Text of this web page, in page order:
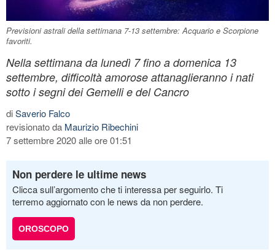
Previsioni astrali della settimana 7-13 settembre: Acquario e Scorpione
favoriti.
Nella settimana da lunedì 7 fino a domenica 13
settembre, difficoltà amorose attanaglieranno i nati
sotto i segni dei Gemelli e del Cancro
diSaverio Falco
revisionato da Maurizio Ribechini
7 settembre 2020 alle ore 01:51
Non perdere le ultime news
Clicca sull’argomento che ti interessa per seguirlo. Ti
terremo aggiornato con le news da non perdere.
OROSCOPO